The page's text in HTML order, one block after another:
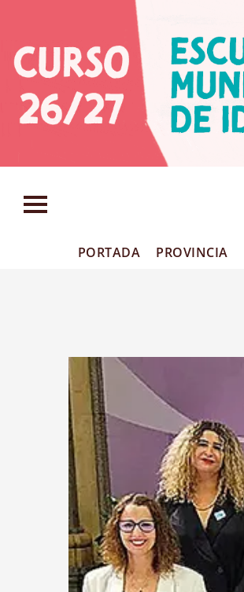
PORTADA PROVINCIA